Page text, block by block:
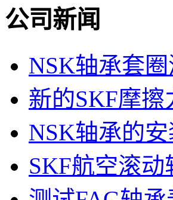
公司新闻
NSK轴承套
新的SKF摩
NSK轴承的
SKF航空滚